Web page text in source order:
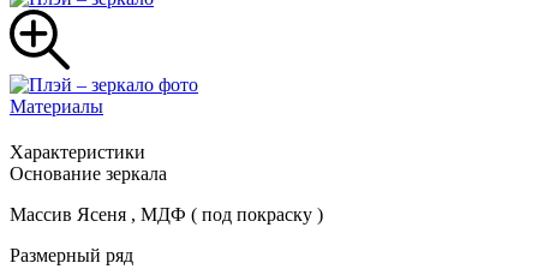
Материалы
Характеристики
Основание зеркала
Массив Ясеня , МДФ ( под покраску )
Размерный ряд